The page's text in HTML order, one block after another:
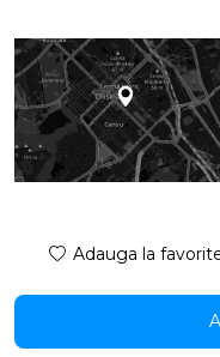
Adauga la